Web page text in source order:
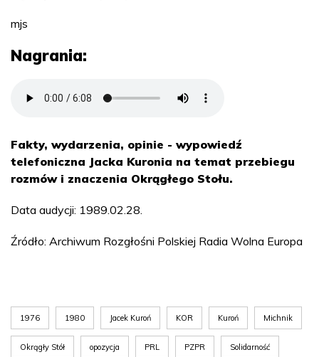
mjs
Nagrania:
Fakty, wydarzenia, opinie - wypowiedź
telefoniczna Jacka Kuronia na temat przebiegu
rozmów i znaczenia Okrągłego Stołu.
Data audycji: 1989.02.28.
Źródło: Archiwum Rozgłośni Polskiej Radia Wolna Europa
1976 1980 Jacek Kuroń KOR Kuroń Michnik
Okrągły Stół opozycja PRL PZPR Solidarność